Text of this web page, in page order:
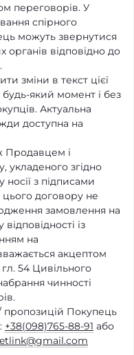
переговорів. У
спірного
можуть звернутися
відповідно до
зміни в текст цієї
який момент і без
Актуальна
доступна на
Продавцем і
згідно
з підписами
цього договору не
замовлення на
відповідності із
на
акцептом
54 Цивільного
чинності
пропозицій Покупець
+38(098)765-88-91 або